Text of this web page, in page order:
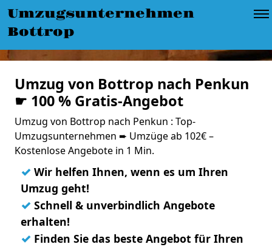
Umzugsunternehmen
Bottrop
Umzug von Bottrop nach Penkun
☛ 100 % Gratis-Angebot
Umzug von Bottrop nach Penkun : Top-
Umzugsunternehmen ➨ Umzüge ab 102€ –
Kostenlose Angebote in 1 Min.
✓ Wir helfen Ihnen, wenn es um Ihren
Umzug geht!
✓ Schnell & unverbindlich Angebote
erhalten!
✓ Finden Sie das beste Angebot für Ihren